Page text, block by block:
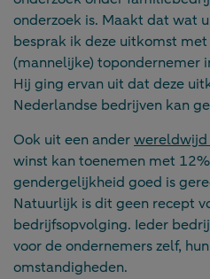
onderzoek is. Maakt dat wat
besprak ik deze uitkomst
(mannelijke) topondernemer
Hij ging ervan uit dat deze
Nederlandse bedrijven kan
Ook uit een anderwereldwijd
winst kan toenemen met
gendergelijkheid goed is
Natuurlijk is dit geen recept
bedrijfsopvolging. Ieder
voor de ondernemers zelf,
omstandigheden.